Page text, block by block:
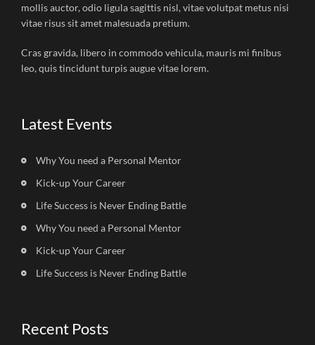
mollis auctor, odio ligula sagittis nisl, vitae volutpat metus nisi
vitae risus sit amet malesuada pretium.
Cras gravida, libero in commodo vehicula, mauris mi finibus
leo, quis tincidunt turpis augue vitae lorem.
Latest Events
Why You need a Personal Mentor
Kick-up Your Career
Life Success is Never Ending Battle
Why You need a Personal Mentor
Kick-up Your Career
Life Success is Never Ending Battle
Recent Posts